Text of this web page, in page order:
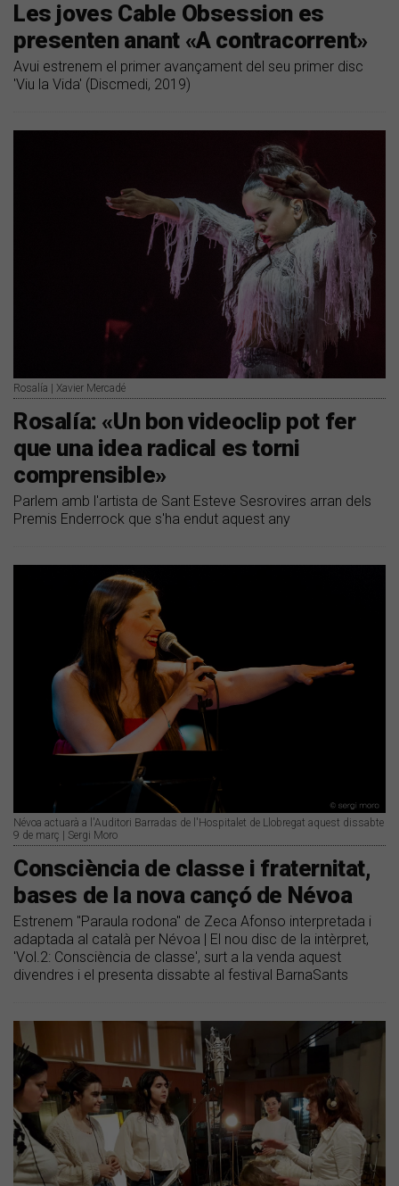
Les joves Cable Obsession es
presenten anant «A contracorrent»
Avui estrenem el primer avançament del seu primer disc
'Viu la Vida' (Discmedi, 2019)
Rosalía | Xavier Mercadé
Rosalía: «Un bon videoclip pot fer
que una idea radical es torni
comprensible»
Parlem amb l'artista de Sant Esteve Sesrovires arran dels
Premis Enderrock que s'ha endut aquest any
Névoa actuarà a l'Auditori Barradas de l'Hospitalet de Llobregat aquest dissabte
9 de març | Sergi Moro
Consciència de classe i fraternitat,
bases de la nova cançó de Névoa
Estrenem "Paraula rodona" de Zeca Afonso interpretada i
adaptada al català per Névoa | El nou disc de la intèrpret,
'Vol.2: Consciència de classe', surt a la venda aquest
divendres i el presenta dissabte al festival BarnaSants